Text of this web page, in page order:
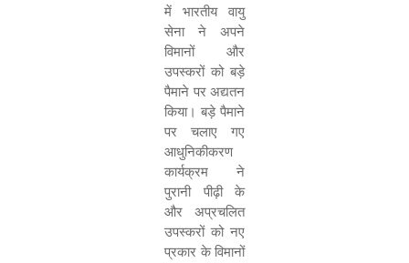
में भारतीय वायु
सेना ने अपने
विमानों और
उपस्‍करों को बड़े
पैमाने पर अद्यतन
किया। बड़े पैमाने
पर चलाए गए
आधुनिकीकरण
कार्यक्रम ने
पुरानी पीढ़ी के
और अप्रचलित
उपस्‍करों को नए
प्रकार के विमानों